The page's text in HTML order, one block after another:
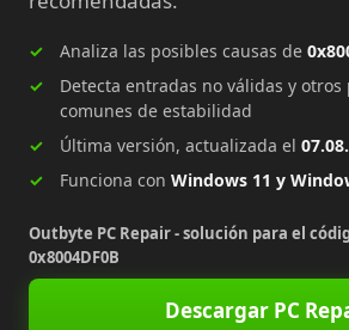
Analiza las posibles causas de
Detecta entradas no válidas y otros
comunes de estabilidad
Última versión, actualizada el
Funciona con Windows 11 y
Outbyte PC Repair - solución para el
0x8004DF0B
Descargar PC